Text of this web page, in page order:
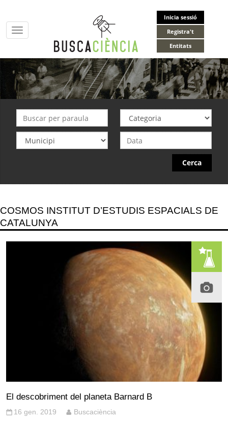
Inicia sessió
Registra't
Entitats
Toggle
navigation
Cerca
COSMOS INSTITUT D’ESTUDIS ESPACIALS DE
CATALUNYA
El descobriment del planeta Barnard B
16 gen. 2019 Buscaciència